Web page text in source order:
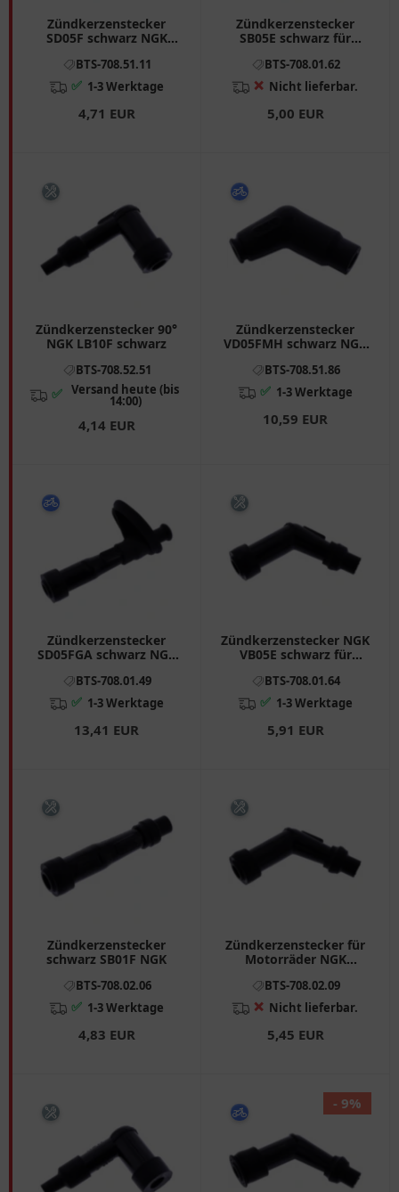
Zündkerzenstecker
SD05F schwarz NGK
XL, NX, VF, Husaberg FE,
FC
BTS-708.51.11
✅ 1-3 Werktage
4,71 EUR
Zündkerzenstecker
SB05E schwarz für
BTS-708.01.62
❌ Nicht lieferbar.
5,00 EUR
Zündkerzenstecker 90°
NGK LB10F schwarz
BTS-708.52.51
✅ Versand heute (bis
14:00)
4,14 EUR
Zündkerzenstecker
VD05FMH schwarz NGK
BTS-708.51.86
✅ 1-3 Werktage
10,59 EUR
Zündkerzenstecker
SD05FGA schwarz NGK
XRV, NT
BTS-708.01.49
✅ 1-3 Werktage
13,41 EUR
Zündkerzenstecker NGK
VB05E schwarz für
BTS-708.01.64
✅ 1-3 Werktage
5,91 EUR
Zündkerzenstecker
schwarz SB01F NGK
BTS-708.02.06
✅ 1-3 Werktage
4,83 EUR
Zündkerzenstecker für
Motorräder NGK
BTS-708.02.09
❌ Nicht lieferbar.
5,45 EUR
- 9%